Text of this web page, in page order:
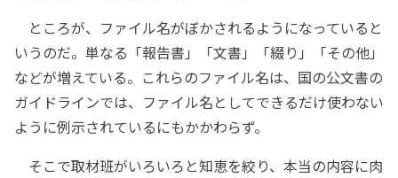
ところが、ファイル名がぼかされるようになっていると
いうのだ。単なる「報告書」「文書」「綴り」「その他」
などが増えている。これらのファイル名は、国の公文書の
ガイドラインでは、ファイル名としてできるだけ使わない
ように例示されているにもかかわらず。
そこで取材班がいろいろと知恵を絞り、本当の内容に肉